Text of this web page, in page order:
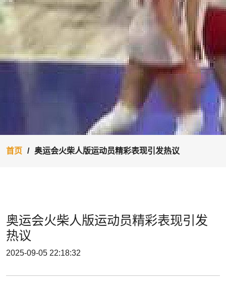
首页 奥运会火柴人版运动员精彩表现引发热议
奥运会火柴人版运动员精彩表现引发
热议
2025-09-05 22:18:32